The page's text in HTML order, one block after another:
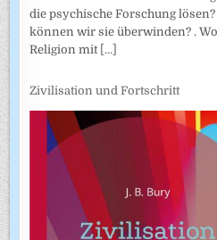
die psychische Forschung
können wir sie überwinden? .
Religion mit [...]
Zivilisation und Fortschritt